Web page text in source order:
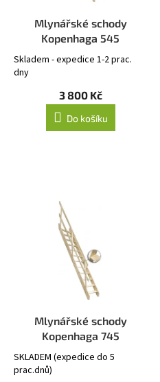
Mlynářské schody
Kopenhaga 545
Skladem - expedice 1-2 prac.
dny
3 800 Kč
Do košíku
Mlynářské schody
Kopenhaga 745
SKLADEM (expedice do 5
prac.dnů)